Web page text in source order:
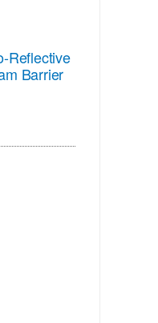
Reflective
Barrier